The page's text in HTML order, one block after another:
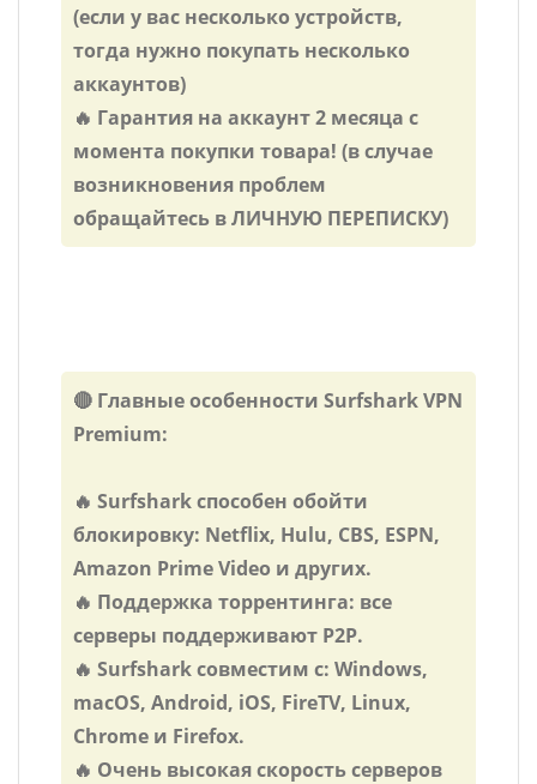
(если у вас несколько устройств,
тогда нужно покупать несколько
аккаунтов)
🔥 Гарантия на аккаунт 2 месяца c
момента покупки товара! (в случае
возникновения проблем
обращайтесь в ЛИЧНУЮ ПЕРЕПИСКУ)
🔴 Главные особенности Surfshark VPN
Premium:
🔥 Surfshark способен обойти
блокировку: Netflix, Hulu, CBS, ESPN,
Amazon Prime Video и других.
🔥 Поддержка торрентинга: все
серверы поддерживают P2P.
🔥 Surfshark совместим с: Windows,
macOS, Android, iOS, FireTV, Linux,
Chrome и Firefox.
🔥 Очень высокая скорость серверов